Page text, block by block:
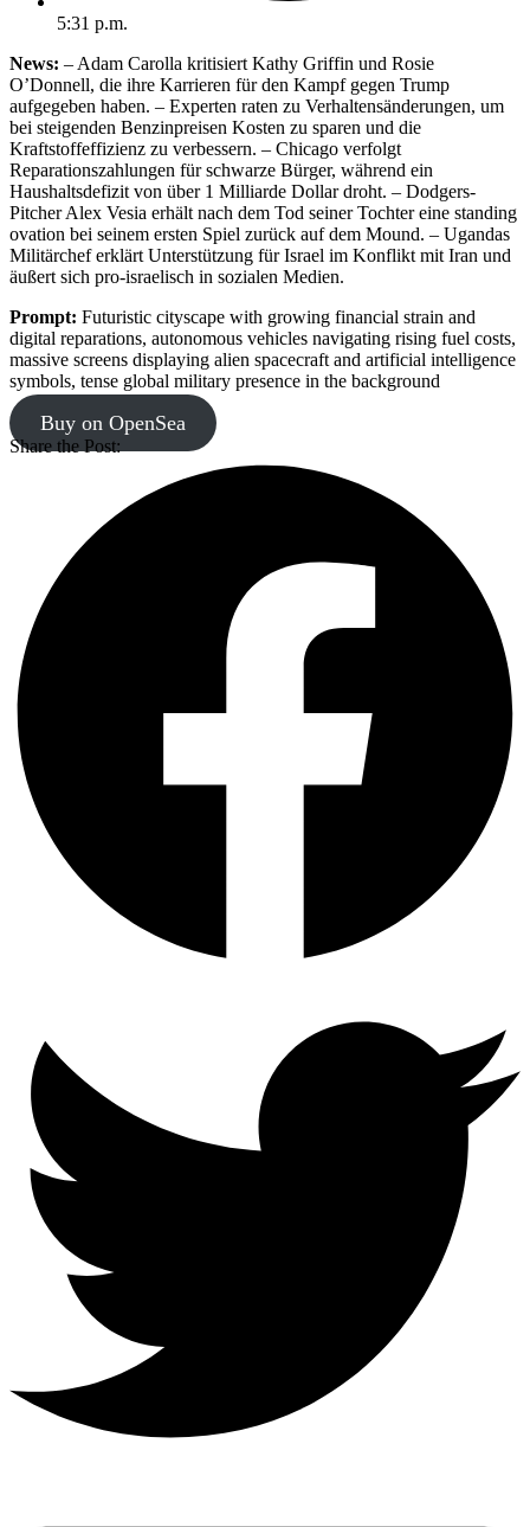
5:31 p.m.
News: – Adam Carolla kritisiert Kathy Griffin und Rosie
O’Donnell, die ihre Karrieren für den Kampf gegen Trump
aufgegeben haben. – Experten raten zu Verhaltensänderungen, um
bei steigenden Benzinpreisen Kosten zu sparen und die
Kraftstoffeffizienz zu verbessern. – Chicago verfolgt
Reparationszahlungen für schwarze Bürger, während ein
Haushaltsdefizit von über 1 Milliarde Dollar droht. – Dodgers-
Pitcher Alex Vesia erhält nach dem Tod seiner Tochter eine standing
ovation bei seinem ersten Spiel zurück auf dem Mound. – Ugandas
Militärchef erklärt Unterstützung für Israel im Konflikt mit Iran und
äußert sich pro-israelisch in sozialen Medien.
Prompt: Futuristic cityscape with growing financial strain and
digital reparations, autonomous vehicles navigating rising fuel costs,
massive screens displaying alien spacecraft and artificial intelligence
symbols, tense global military presence in the background
Buy on OpenSea
Share the Post: